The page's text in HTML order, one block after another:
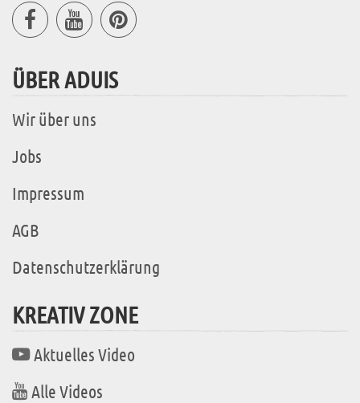
ÜBER ADUIS
Wir über uns
Jobs
Impressum
AGB
Datenschutzerklärung
KREATIV ZONE
Aktuelles Video
Alle Videos